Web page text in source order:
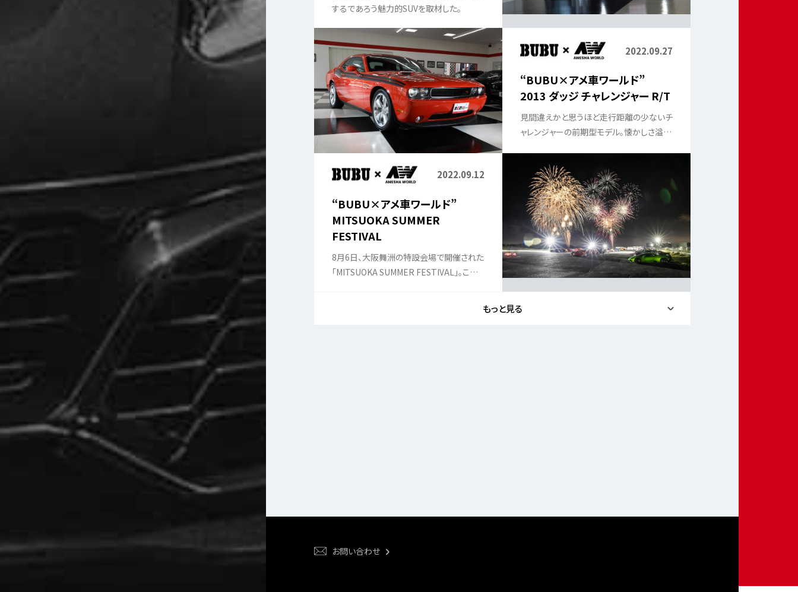
するであろう魅力的SUVを取材した。
2022.09.27
“BUBU×アメ車ワールド”
2013 ダッジ チャレンジャー R/T
見間違えかと思うほど走行距離の少ないチ
ャレンジャーの前期型モデル。懐かしさ溢れ
2022.09.12
“BUBU×アメ車ワールド”
MITSUOKA SUMMER
FESTIVAL
8月6日、大阪舞洲の特設会場で開催された
「MITSUOKA SUMMER FESTIVAL」。これ
もっと見る
お問い合わせ